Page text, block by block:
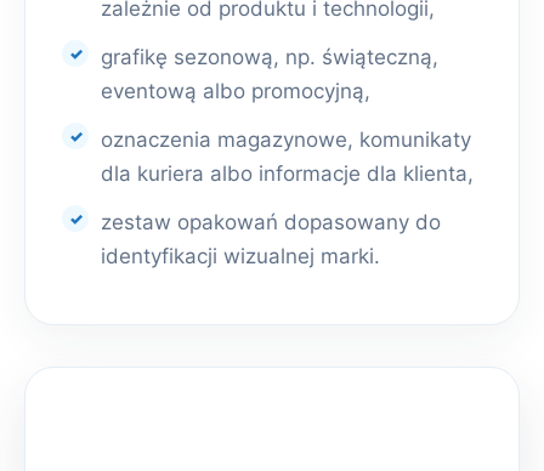
zależnie od produktu i technologii,
grafikę sezonową, np. świąteczną,
eventową albo promocyjną,
oznaczenia magazynowe, komunikaty
dla kuriera albo informacje dla klienta,
zestaw opakowań dopasowany do
identyfikacji wizualnej marki.